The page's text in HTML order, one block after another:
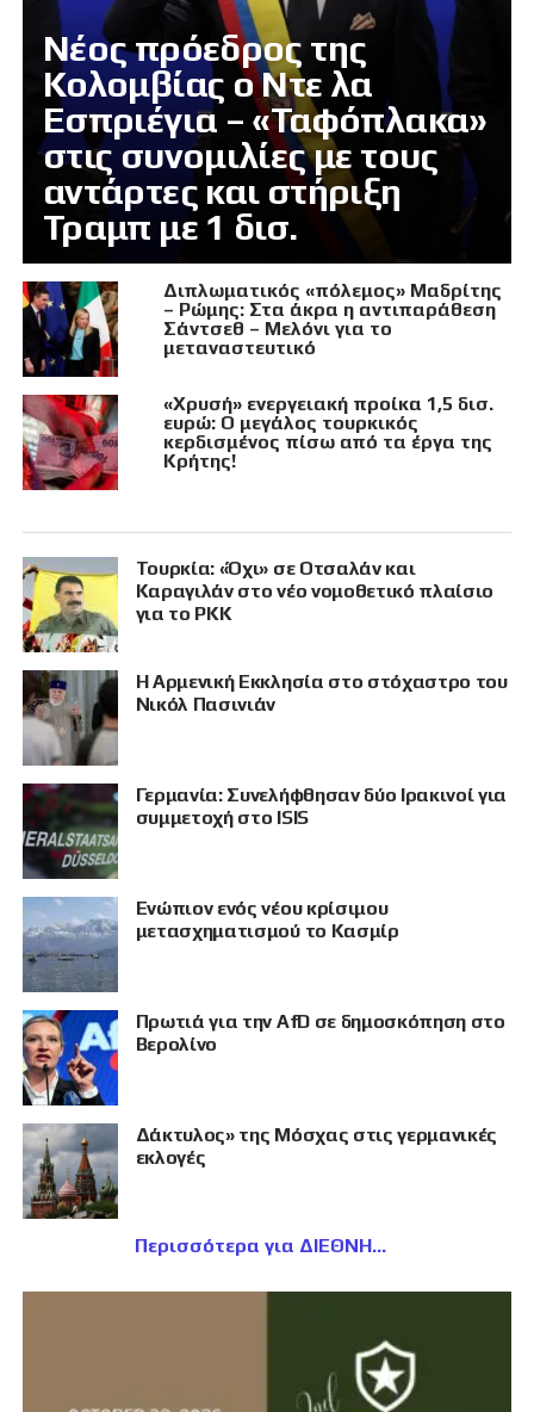
Νέος πρόεδρος της
Κολομβίας ο Ντε λα
Εσπριέγια – «Ταφόπλακα»
στις συνομιλίες με τους
αντάρτες και στήριξη
Τραμπ με 1 δισ.
Διπλωματικός «πόλεμος» Μαδρίτης
– Ρώμης: Στα άκρα η αντιπαράθεση
Σάντσεθ – Μελόνι για το
μεταναστευτικό
«Χρυσή» ενεργειακή προίκα 1,5 δισ.
ευρώ: Ο μεγάλος τουρκικός
κερδισμένος πίσω από τα έργα της
Κρήτης!
Τουρκία: «Όχι» σε Οτσαλάν και
Καραγιλάν στο νέο νομοθετικό πλαίσιο
για το PKK
Η Αρμενική Εκκλησία στο στόχαστρο του
Νικόλ Πασινιάν
Γερμανία: Συνελήφθησαν δύο Ιρακινοί για
συμμετοχή στο ISIS
Eνώπιον ενός νέου κρίσιμου
μετασχηματισμού το Κασμίρ
Πρωτιά για την AfD σε δημοσκόπηση στο
Βερολίνο
Δάκτυλος» της Μόσχας στις γερμανικές
εκλογές
Περισσότερα για ΔΙΕΘΝΗ